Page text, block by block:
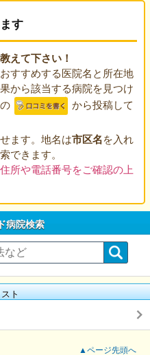
す
えて下さい！
すすめする医院名と所在地
から該当する病院を見つけ
から投稿して
ます。地名は市区名を入れ
できます。
所や電話番号をご確認の上
病院検索
ト
▲ページ先頭へ